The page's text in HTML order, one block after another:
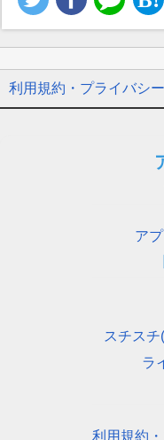
利用規約・プライバシ
ア
スチス
ラ
利用規約